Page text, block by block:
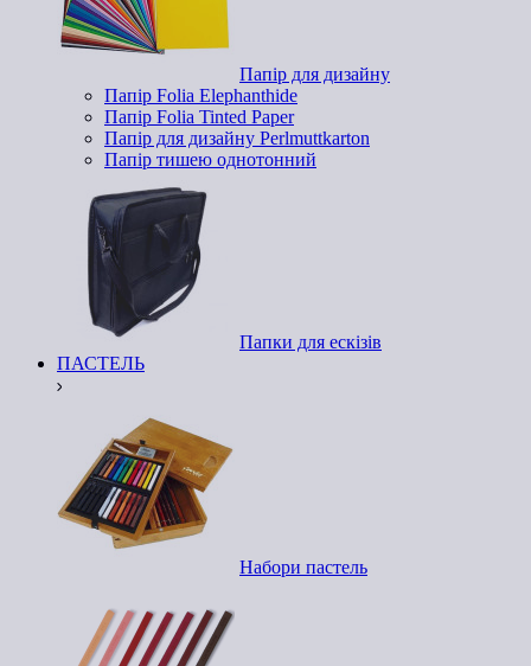
Папір для дизайну
Папір Folia Elephanthide
Папір Folia Tinted Paper
Папір для дизайну Perlmuttkarton
Папір тишею однотонний
Папки для ескізів
ПАСТЕЛЬ
Набори пастель